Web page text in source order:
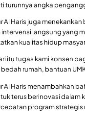
turunnya angka
Al Haris juga
langsung yang
kualitas hidup
itu tugas kami konsen
rumah, bantuan
Al Haris menambahkan
terus berinovasi
program